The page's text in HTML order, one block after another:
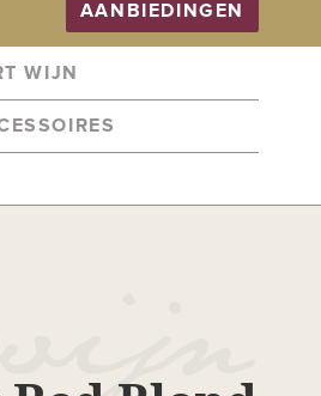
AANBIEDINGEN
WIJN